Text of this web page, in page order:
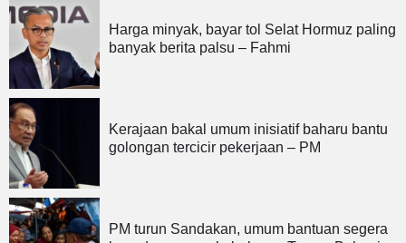
Harga minyak, bayar tol Selat Hormuz paling
banyak berita palsu – Fahmi
Kerajaan bakal umum inisiatif baharu bantu
golongan tercicir pekerjaan – PM
PM turun Sandakan, umum bantuan segera